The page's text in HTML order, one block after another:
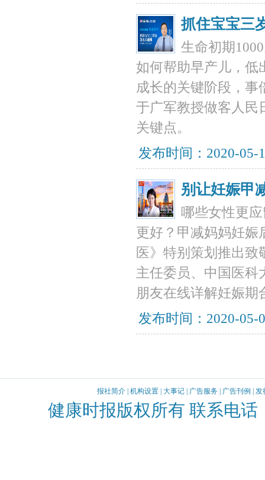
抓住宝宝三
生命初期
如何帮助早产儿，低
成长的关键阶段，事
于广军教授做客人民
关键点。
发布时间：2020-
别让妊娠甲
哪些女性更
更好？甲减妈妈妊娠
医》特别策划推出
主任委员、中国医科
朋友在线详解妊娠期
发布时间：2020-
报社简介 机构设置 大事记 广告服务 广告刊例 发
健康时报版权所有 联系电话